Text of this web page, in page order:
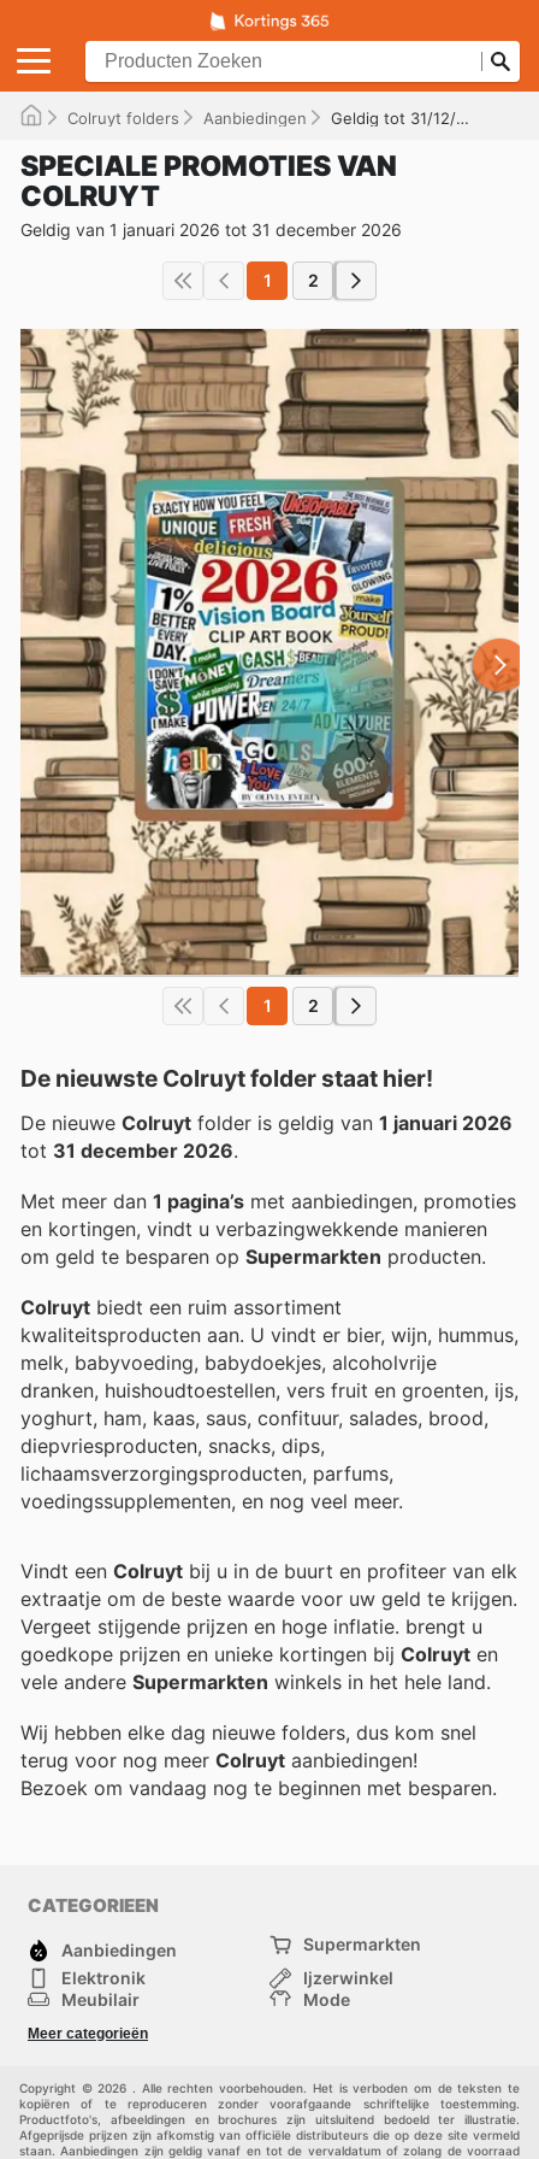
Colruyt folders Aanbiedingen Geldig tot 31/12/2026
SPECIALE PROMOTIES VAN
COLRUYT
Geldig van 1 januari 2026 tot 31 december 2026
1 2
1 2
De nieuwste Colruyt folder staat hier!
De nieuwe Colruyt folder is geldig van 1 januari 2026
tot 31 december 2026.
Met meer dan 1 pagina’s met aanbiedingen, promoties
en kortingen, vindt u verbazingwekkende manieren
om geld te besparen op Supermarkten producten.
Colruyt biedt een ruim assortiment
kwaliteitsproducten aan. U vindt er bier, wijn, hummus,
melk, babyvoeding, babydoekjes, alcoholvrije
dranken, huishoudtoestellen, vers fruit en groenten, ijs,
yoghurt, ham, kaas, saus, confituur, salades, brood,
diepvriesproducten, snacks, dips,
lichaamsverzorgingsproducten, parfums,
voedingssupplementen, en nog veel meer.
Vindt een Colruyt bij u in de buurt en profiteer van elk
extraatje om de beste waarde voor uw geld te krijgen.
Vergeet stijgende prijzen en hoge inflatie. brengt u
goedkope prijzen en unieke kortingen bij Colruyt en
vele andere Supermarkten winkels in het hele land.
Wij hebben elke dag nieuwe folders, dus kom snel
terug voor nog meer Colruyt aanbiedingen!
Bezoek om vandaag nog te beginnen met besparen.
CATEGORIEEN
Aanbiedingen
Supermarkten
Elektronik
Ijzerwinkel
Meubilair
Mode
Schoonheid
Meer categorieën
Copyright © 2026 . Alle rechten voorbehouden. Het is verboden om de teksten te
kopiëren of te reproduceren zonder voorafgaande schriftelijke toestemming.
Productfoto's, afbeeldingen en brochures zijn uitsluitend bedoeld ter illustratie.
Afgeprijsde prijzen zijn afkomstig van officiële distributeurs die op deze site vermeld
staan. Aanbiedingen zijn geldig vanaf en tot de vervaldatum of zolang de voorraad